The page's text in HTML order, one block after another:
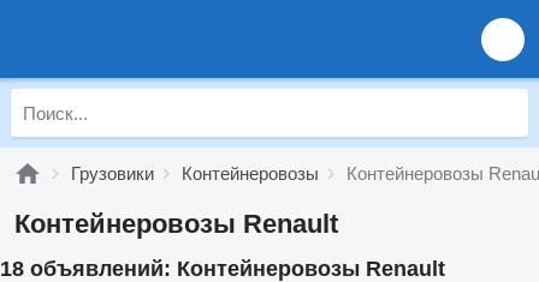
Грузовики Контейнеровозы Контейнеровозы
Контейнеровозы Renault
18 объявлений: Контейнеровозы Renault